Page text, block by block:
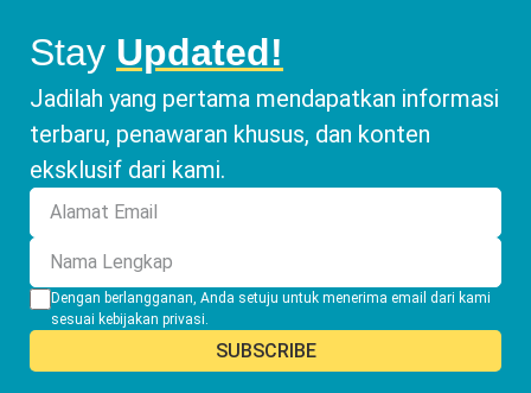
Stay Updated!
Jadilah yang pertama mendapatkan informasi
terbaru, penawaran khusus, dan konten
eksklusif dari kami.
Dengan berlangganan, Anda setuju untuk menerima email dari kami
sesuai kebijakan privasi.